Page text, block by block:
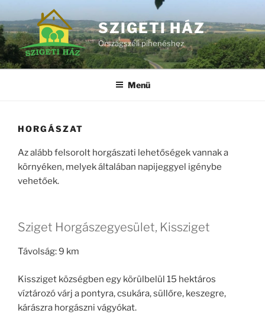
Inhalt
springen
SZIGETI HÁZ
Országszéli pihenéshez
Menü
HORGÁSZAT
Az alább felsorolt horgászati lehetőségek vannak a
környéken, melyek általában napijeggyel igénybe
vehetőek.
Sziget Horgászegyesület, Kissziget
Távolság: 9 km
Kissziget községben egy körülbelül 15 hektáros
víztározó várj a pontyra, csukára, süllőre, keszegre,
kárászra horgászni vágyókat.